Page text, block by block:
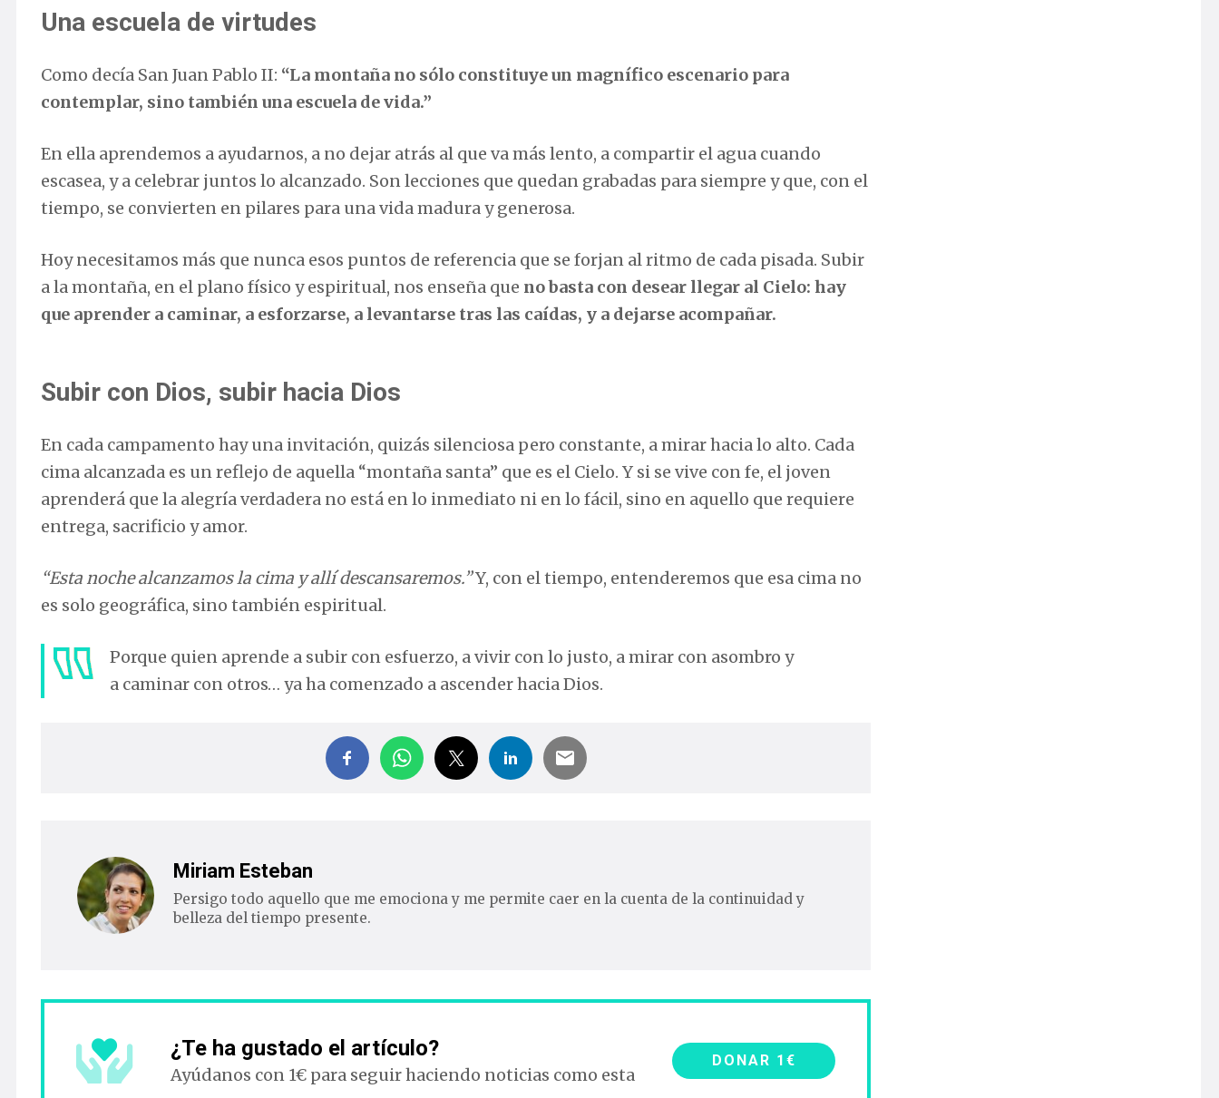
Una escuela de virtudes
Como decía San Juan Pablo II: “La montaña no sólo constituye un magnífico escenario para
contemplar, sino también una escuela de vida.”
En ella aprendemos a ayudarnos, a no dejar atrás al que va más lento, a compartir el agua cuando
escasea, y a celebrar juntos lo alcanzado. Son lecciones que quedan grabadas para siempre y que, con el
tiempo, se convierten en pilares para una vida madura y generosa.
Hoy necesitamos más que nunca esos puntos de referencia que se forjan al ritmo de cada pisada. Subir
a la montaña, en el plano físico y espiritual, nos enseña que no basta con desear llegar al Cielo: hay
que aprender a caminar, a esforzarse, a levantarse tras las caídas, y a dejarse acompañar.
Subir con Dios, subir hacia Dios
En cada campamento hay una invitación, quizás silenciosa pero constante, a mirar hacia lo alto. Cada
cima alcanzada es un reflejo de aquella “montaña santa” que es el Cielo. Y si se vive con fe, el joven
aprenderá que la alegría verdadera no está en lo inmediato ni en lo fácil, sino en aquello que requiere
entrega, sacrificio y amor.
“Esta noche alcanzamos la cima y allí descansaremos.”Y, con el tiempo, entenderemos que esa cima no
es solo geográfica, sino también espiritual.
Porque quien aprende a subir con esfuerzo, a vivir con lo justo, a mirar con asombro y
a caminar con otros… ya ha comenzado a ascender hacia Dios.
Miriam Esteban
Persigo todo aquello que me emociona y me permite caer en la cuenta de la continuidad y
belleza del tiempo presente.
¿Te ha gustado el artículo?
Ayúdanos con 1€ para seguir haciendo noticias como esta
DONAR 1€